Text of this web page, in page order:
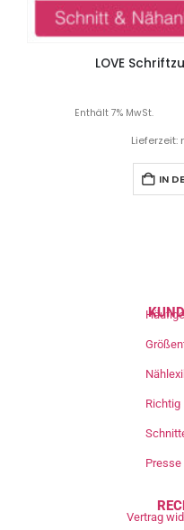
LOVE
Enthält 7% MwSt.
IN
Richtig
Presse
Vertrag